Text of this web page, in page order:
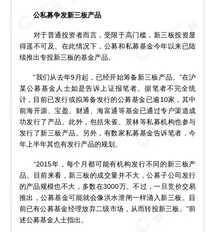
公私募争发新三板产品
对于普通投资者而言，受限于高门槛，新三板投资显
得遥不可及。在此情况下，公募和私募基金今年以来已陆
续推出专投新三板的基金产品。
“我们从去年9月起，已经开始筹备新三板产品。”在沪
某公募基金人士如是告诉上证报笔者。据笔者不完全统
计，目前已发行或拟筹备发行的公募基金已逾10家，其中
前海开源、宝盈、财通、海富通等基金已通过专户渠道成
功发行了产品。此外，包括朱雀、景林等私募机构也参与
发行了新三板产品。另外，有数家私募基金告诉笔者，今
年上半年其也有发行产品的规划。
“2015年，每个月都可能有机构发行不同的新三板产
品。目前来看，新三板的成交量并不大，公募子公司发行
的产品规模也不大，多数在3000万。不过，一旦竞价交易
推出，公募基金可能就会像洪水泄闸一样涌入新三板。目
前已有公募基金经理放弃二级市场，从而转投新三板。”前
述公募基金人士指出。